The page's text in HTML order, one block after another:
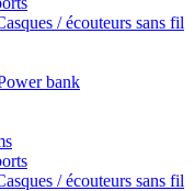
/ écouteurs sans fil
bank
/ écouteurs sans fil